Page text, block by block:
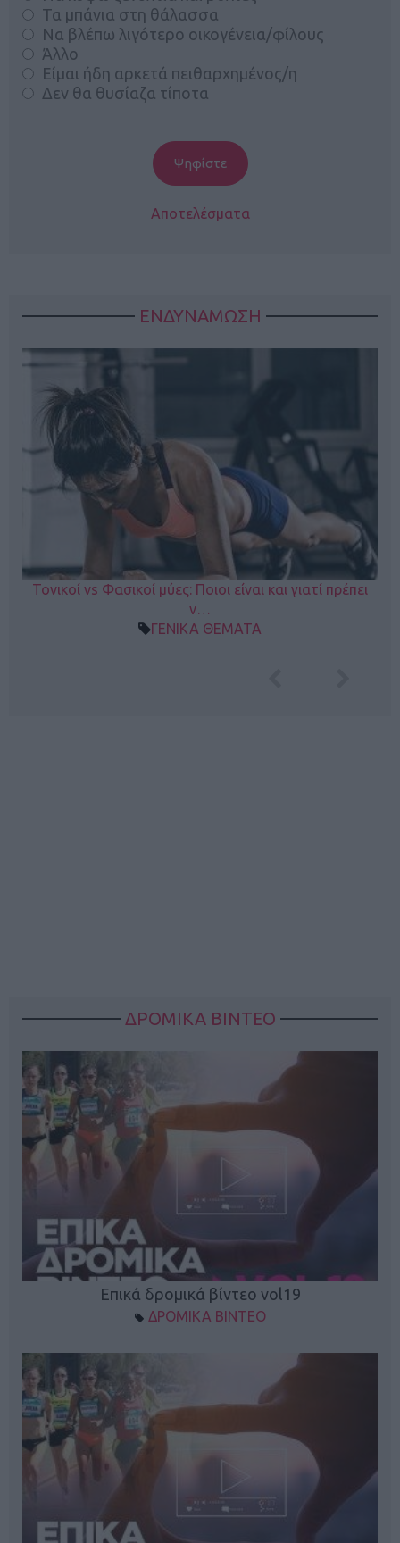
Τα μπάνια στη θάλασσα
Να βλέπω λιγότερο οικογένεια/φίλους
Άλλο
Είμαι ήδη αρκετά πειθαρχημένος/η
Δεν θα θυσίαζα τίποτα
Αποτελέσματα
ΕΝΔΥΝΑΜΩΣΗ
Τονικοί vs Φασικοί μύες: Ποιοι είναι και γιατί πρέπει
ν…
ΓΕΝΙΚΑ ΘΕΜΑΤΑ
ΔΡΟΜΙΚΑ ΒΙΝΤΕΟ
Επικά δρομικά βίντεο vol19
ΔΡΟΜΙΚΑ ΒΙΝΤΕΟ